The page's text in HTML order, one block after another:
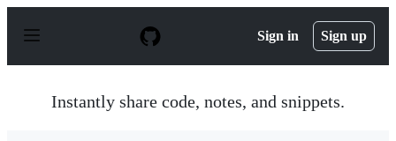
p
Sign in Sign up
Instantly share code, notes, and snippets.